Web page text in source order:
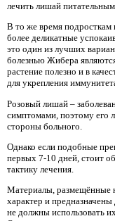
лечить лишай
В то же время
более деликатные
это один из лучших
болезнью Жибера
растение полезно и в
для укрепления
Розовый лишай –
симптомами, поэтому его
стороны больного.
Однако если подобные
первых 7-10 дней, стоит
тактику лечения.
Материалы, размещённые
характер и
не должны использовать